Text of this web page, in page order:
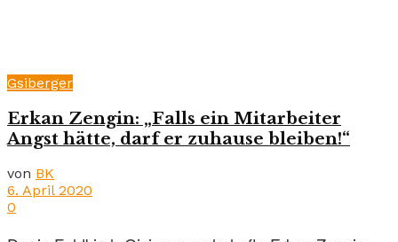
Gsiberger
Erkan Zengin: „Falls ein Mitarbeiter
Angst hätte, darf er zuhause bleiben!“
von BK
6. April 2020
0